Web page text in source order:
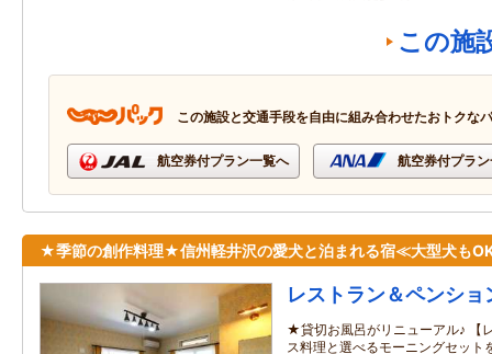
この施
この施設と交通手段を自由に組み合わせたおトクな
航空券付プラン一覧へ 航空券付プラ
★季節の創作料理★信州軽井沢の愛犬と泊まれる宿≪大型犬も
レストラン＆ペンシ
★貸切お風呂がリニューアル♪ 【
ス料理と選べるモーニングセット